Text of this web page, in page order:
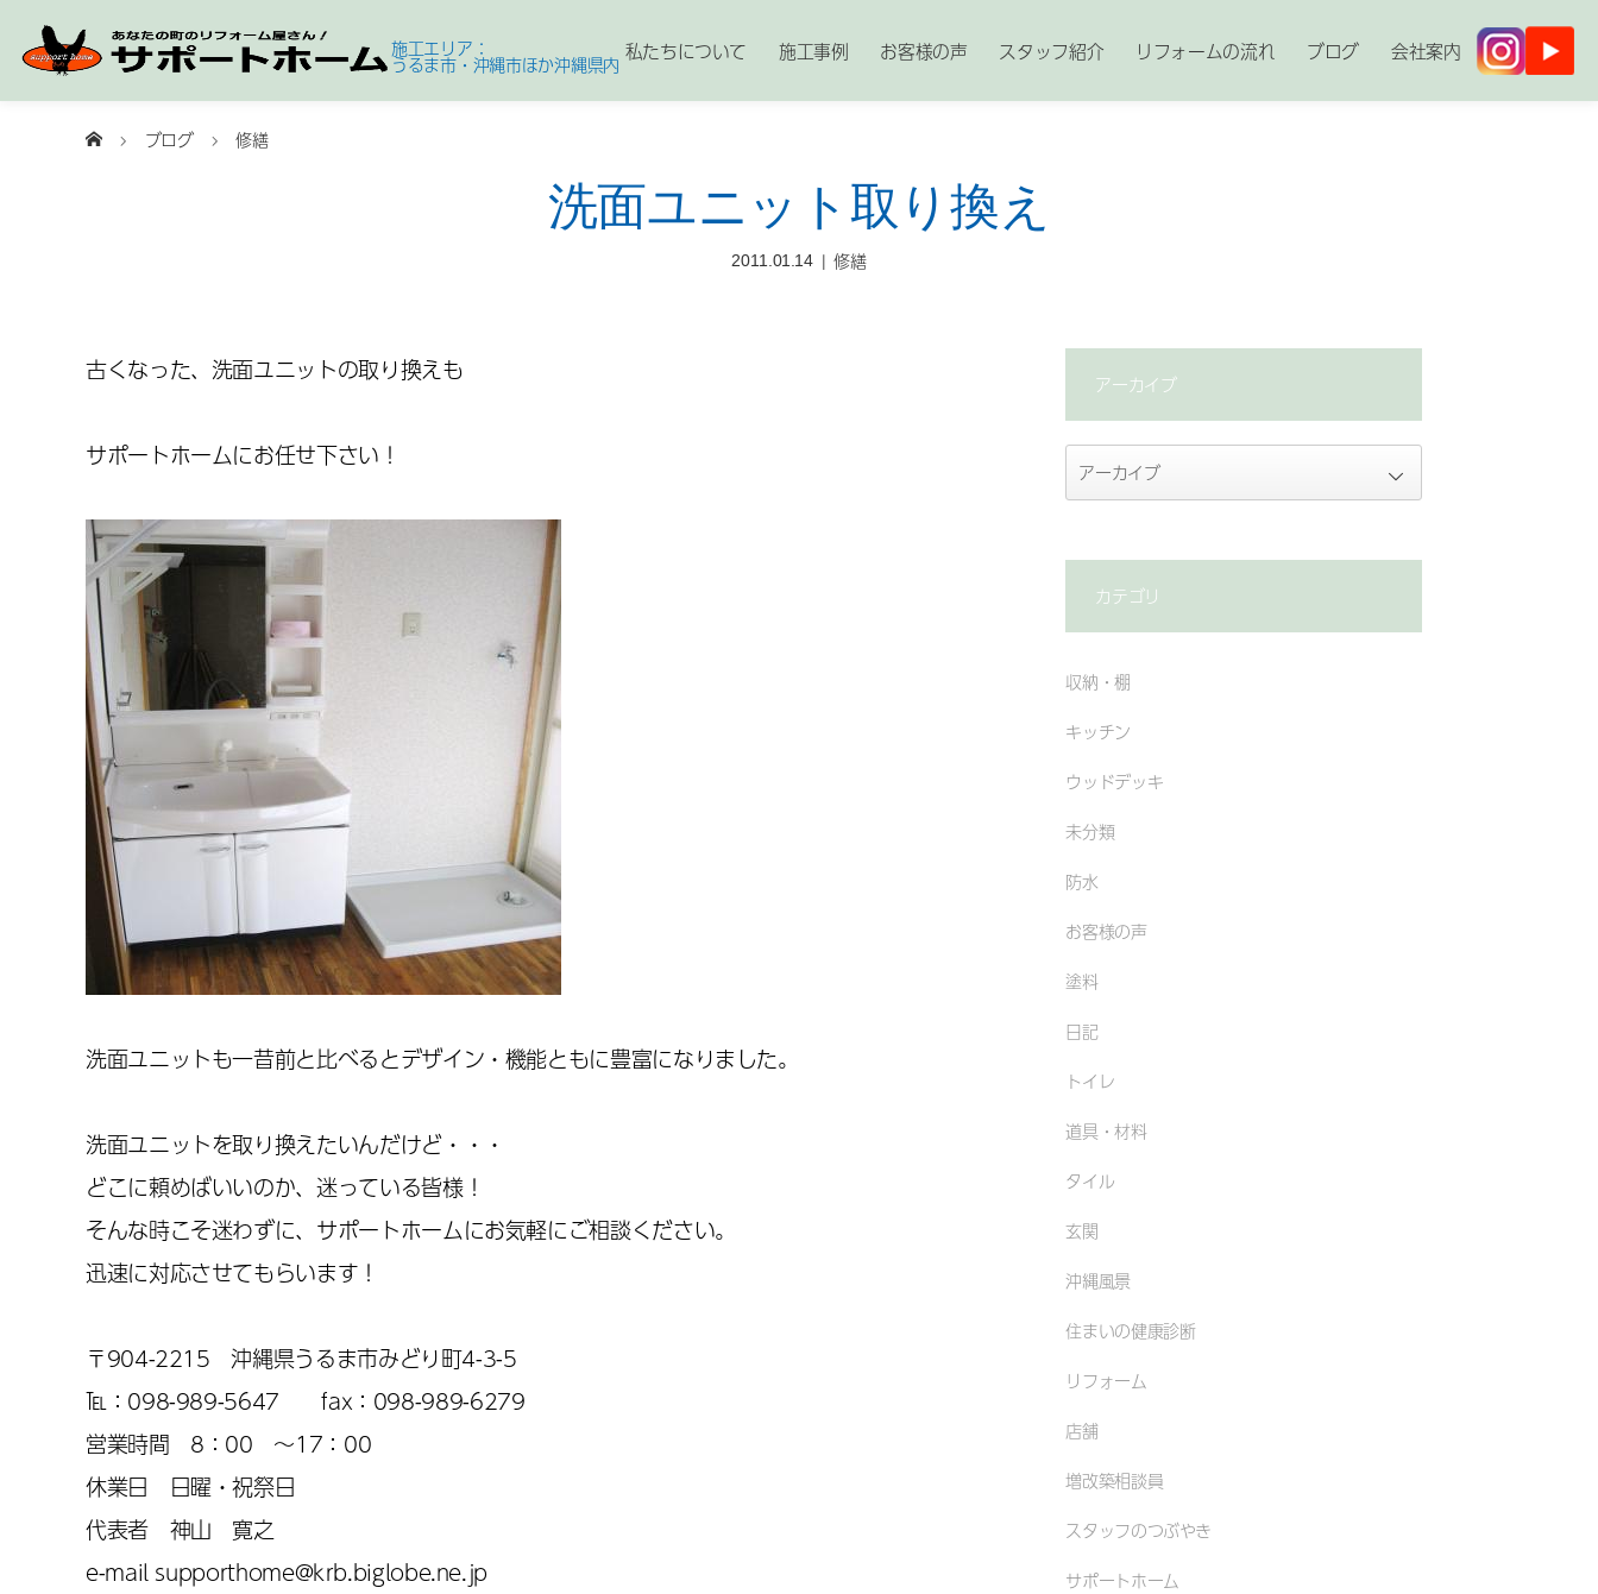
施工エリア：
うるま市・沖縄市ほか沖縄県内
私たちについて 施工事例 お客様の声 スタッフ紹介 リフォームの流れ ブログ 会社案内
ブログ 修繕
洗面ユニット取り換え
2011.01.14 修繕
古くなった、洗面ユニットの取り換えも
サポートホームにお任せ下さい！
洗面ユニットも一昔前と比べるとデザイン・機能ともに豊富になりました。
洗面ユニットを取り換えたいんだけど・・・
どこに頼めばいいのか、迷っている皆様！
そんな時こそ迷わずに、サポートホームにお気軽にご相談ください。
迅速に対応させてもらいます！
〒904-2215 沖縄県うるま市みどり町4-3-5
℡：098-989-5647 fax：098-989-6279
営業時間 8：00 ～17：00
休業日 日曜・祝祭日
代表者 神山 寛之
e-mail supporthome@krb.biglobe.ne.jp
アーカイブ
カテゴリ
収納・棚
キッチン
ウッドデッキ
未分類
防水
お客様の声
塗料
日記
トイレ
道具・材料
タイル
玄関
沖縄風景
住まいの健康診断
リフォーム
店舗
増改築相談員
スタッフのつぶやき
サポートホーム